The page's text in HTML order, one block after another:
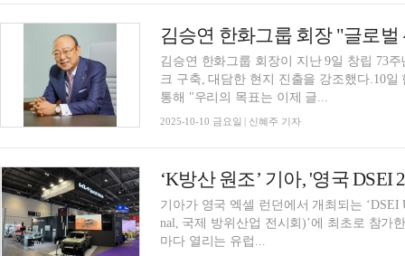
김승연 한화그룹 회장이 지난 9일 창립 73
크 구축, 대담한 현지 진출을 강조했다.10
통해 "우리의 목표는 이제 글...
2025-10-10 금요일 | 신혜주 기자
‘K방산 원조’ 기아, '영국
기아가 영국 엑셀 런던에서 개최되는 ‘DSEI
nal, 국제 방위산업 전시회)’에 최초로 참가한다고 9일 밝혔다. 지
마다 열리는 유럽...